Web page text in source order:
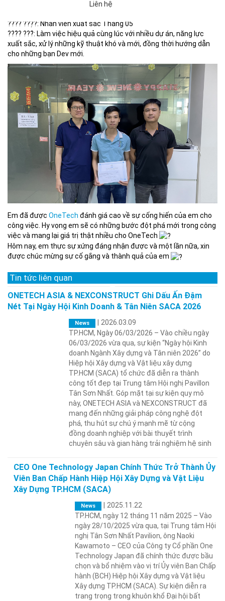
Liên hệ
???? ???̣̂?: Nhân viên xuất sắc Tháng 05
???̂? ???́: Làm việc hiệu quả cùng lúc với nhiều dự án, năng lực
xuất sắc, xử lý những kỹ thuật khó và mới, đồng thời hướng dẫn
cho những bạn Dev mới.
Em đã được OneTech đánh giá cao về sự cống hiến của em cho
công việc. Hy vọng em sẽ có những bước đột phá mới trong công
việc và mang lại giá trị thật nhiều cho OneTech
Hôm nay, em thực sự xứng đáng nhận được và một lần nữa, xin
được chúc mừng sự cố gắng và thành quả của em
Tin tức liên quan
ONETECH ASIA & NEXCONSTRUCT Ghi Dấu Ấn Đậm
Nét Tại Ngày Hội Kinh Doanh & Tân Niên SACA 2026
News
2026.03.09
TP.HCM, Ngày 06/03/2026 – Vào chiều ngày
06/03/2026 vừa qua, sự kiện “Ngày hội Kinh
doanh Ngành Xây dựng và Tân niên 2026” do
Hiệp hội Xây dựng và Vật liệu xây dựng
TP.HCM (SACA) tổ chức đã diễn ra thành
công tốt đẹp tại Trung tâm Hội nghị Pavillon
Tân Sơn Nhất. Góp mặt tại sự kiện quy mô
này, ONETECH ASIA và NEXCONSTRUCT đã
mang đến những giải pháp công nghệ đột
phá, thu hút sự chú ý mạnh mẽ từ cộng
đồng doanh nghiệp với bài thuyết trình
chuyên sâu và gian hàng trải nghiệm hệ sinh
CEO One Technology Japan Chính Thức Trở Thành Ủy
Viên Ban Chấp Hành Hiệp Hội Xây Dựng và Vật Liệu
Xây Dựng TP.HCM (SACA)
News
2025.11.22
TP.HCM, ngày 12 tháng 11 năm 2025 – Vào
ngày 28/10/2025 vừa qua, tại Trung tâm Hội
nghị Tân Sơn Nhất Pavilion, ông Naoki
Kawamoto – CEO của Công ty Cổ phần One
Technology Japan đã chính thức được bầu
chọn và bổ nhiệm vào vị trí Ủy viên Ban Chấp
hành (BCH) Hiệp hội Xây dựng và Vật liệu
Xây dựng TP.HCM (SACA). Sự kiện diễn ra
trang trọng trong khuôn khổ Đại hội bất